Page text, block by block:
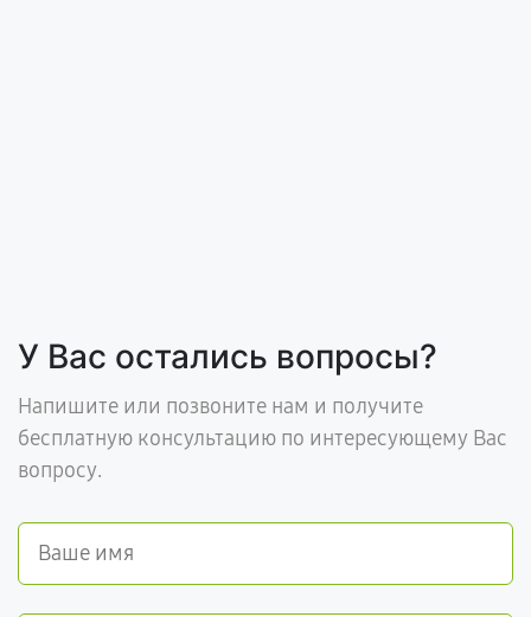
У Вас остались вопросы?
Напишите или позвоните нам и получите
бесплатную консультацию по интересующему Вас
вопросу.